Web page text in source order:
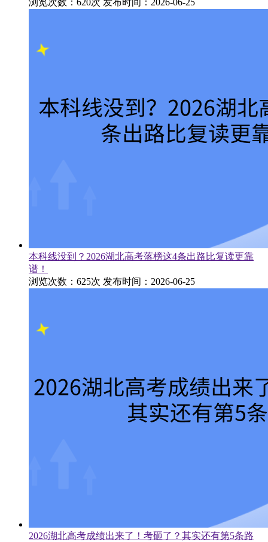
本科线没到？2026湖北高考落榜这4条出路比复读更靠
谱！
浏览次数：625次 发布时间：2026-06-25
2026湖北高考成绩出来了！考砸了？其实还有第5条路